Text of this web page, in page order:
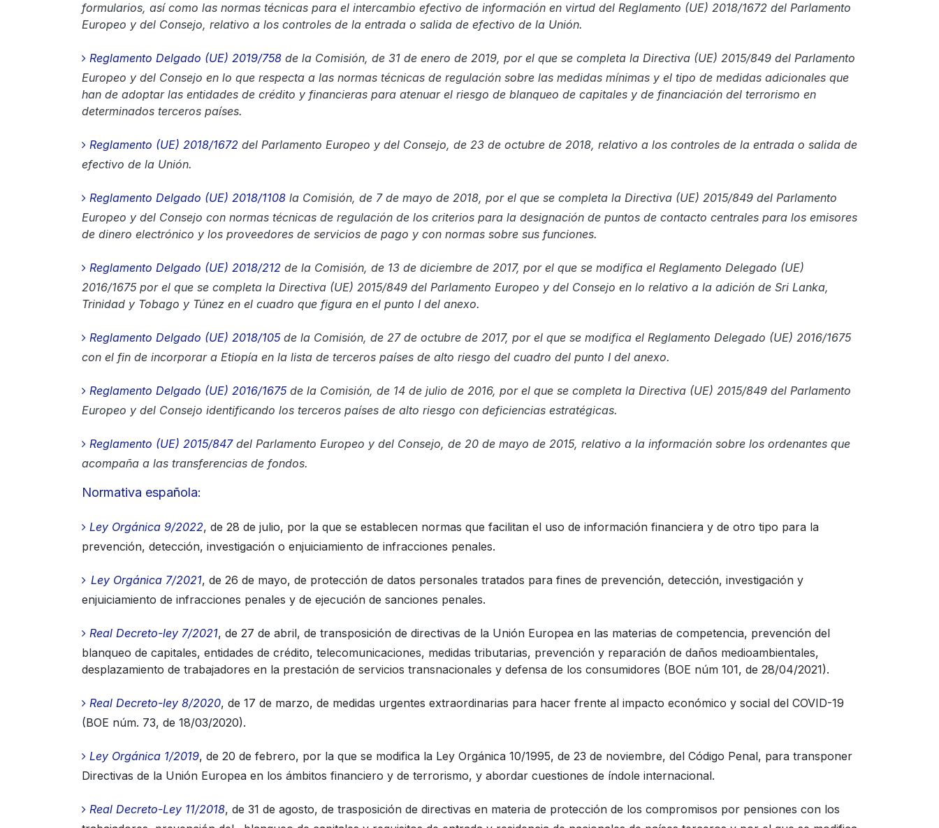
formularios, así como las normas técnicas para el intercambio efectivo de información en virtud del Reglamento (UE) 2018/1672 del Parlamento
Europeo y del Consejo, relativo a los controles de la entrada o salida de efectivo de la Unión.
Reglamento Delgado (UE) 2019/758 de la Comisión, de 31 de enero de 2019, por el que se completa la Directiva (UE) 2015/849 del Parlamento
Europeo y del Consejo en lo que respecta a las normas técnicas de regulación sobre las medidas mínimas y el tipo de medidas adicionales que
han de adoptar las entidades de crédito y financieras para atenuar el riesgo de blanqueo de capitales y de financiación del terrorismo en
determinados terceros países.
Reglamento (UE) 2018/1672 del Parlamento Europeo y del Consejo, de 23 de octubre de 2018, relativo a los controles de la entrada o salida de
efectivo de la Unión.
Reglamento Delgado (UE) 2018/1108 la Comisión, de 7 de mayo de 2018, por el que se completa la Directiva (UE) 2015/849 del Parlamento
Europeo y del Consejo con normas técnicas de regulación de los criterios para la designación de puntos de contacto centrales para los emisores
de dinero electrónico y los proveedores de servicios de pago y con normas sobre sus funciones.
Reglamento Delgado (UE) 2018/212 de la Comisión, de 13 de diciembre de 2017, por el que se modifica el Reglamento Delegado (UE)
2016/1675 por el que se completa la Directiva (UE) 2015/849 del Parlamento Europeo y del Consejo en lo relativo a la adición de Sri Lanka,
Trinidad y Tobago y Túnez en el cuadro que figura en el punto I del anexo.
Reglamento Delgado (UE) 2018/105de la Comisión, de 27 de octubre de 2017, por el que se modifica el Reglamento Delegado (UE) 2016/1675
con el fin de incorporar a Etiopía en la lista de terceros países de alto riesgo del cuadro del punto I del anexo.
Reglamento Delgado (UE) 2016/1675de la Comisión, de 14 de julio de 2016, por el que se completa la Directiva (UE) 2015/849 del Parlamento
Europeo y del Consejo identificando los ​terceros países de alto riesgo con deficiencias estratégicas.
Reglamento (UE) 2015/847del Parlamento Europeo y del Consejo, de 20 de mayo de 2015, relativo a la información sobre los ordenantes que
acompaña a las transferencias de fondos.
Normativa española:
Ley Orgánica 9/2022, de 28 de julio, por la que se establecen normas que facilitan el uso de información financiera y de otro tipo para la
prevención, detección, investigación o enjuiciamiento de infracciones penales.
Ley Orgánica 7/2021, de 26 de mayo, de protección de datos personales tratados para fines de prevención, detección, investigación y
enjuiciamiento de infracciones penales y de ejecución de sanciones penales.
Real Decreto-ley 7/2021, de 27 de abril, de transposición de directivas de la Unión Europea en las materias de competencia, prevención del
blanqueo de capitales, entidades de crédito, telecomunicaciones, medidas tributarias, prevención y reparación de daños medioambientales,
desplazamiento de trabajadores en la prestación de servicios transnacionales y defensa de los consumidores (BOE núm 101, de 28/04/2021).
Real Decreto-ley 8/2020, de 17 de marzo, de medidas urgentes extraordinarias para hacer frente al impacto económico y social del COVID-19
(BOE núm. 73, de 18/03/2020).
Ley Orgánica 1/2019, de 20 de febrero, por la que se modifica la Ley Orgánica 10/1995, de 23 de noviembre, del Código Penal, para transponer
Directivas de la Unión Europea en los ámbitos financiero y de terrorismo, y abordar cuestiones de índole internacional.
Real Decreto-Ley 11/2018, de 31 de agosto, de trasposición de directivas en materia de protección de los compromisos por pensiones con los